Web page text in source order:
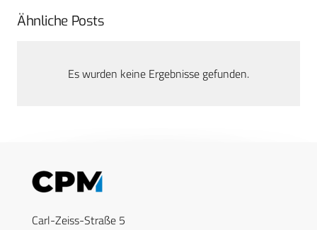
Ähnliche Posts
Es wurden keine Ergebnisse gefunden.
Carl-Zeiss-Straße 5